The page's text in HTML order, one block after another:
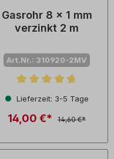
4 von 5 Sternen
Gasrohr 8 x 1 mm
verzinkt 2 m
Art.Nr.: 310920-2MV
Lieferzeit: 3-5 Tage
14,00 €* 14,60 €*